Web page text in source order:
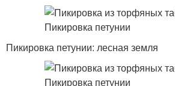
Пикировка петунии: лесная земля